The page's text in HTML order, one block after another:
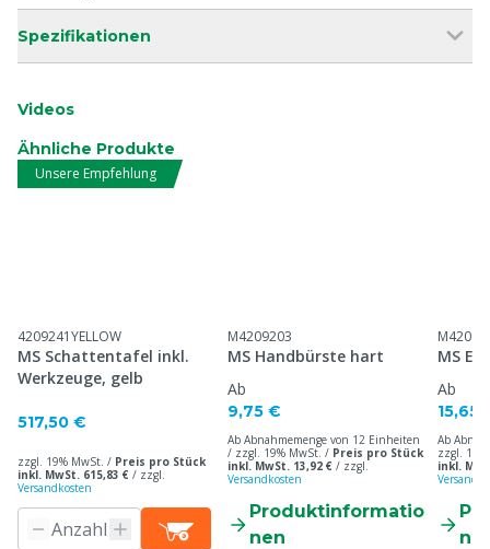
Spezifikationen
Videos
Ähnliche Produkte
Unsere Empfehlung
4209241YELLOW
MS Schattentafel inkl.
Werkzeuge, gelb
517,50 €
zzgl. 19% MwSt. / Preis pro Stück
inkl. MwSt. 615,83 € / zzgl.
Versandkosten
M4209203
MS Handbürste hart
Ab
9,75 €
Ab Abnahmemenge von 12 Einheiten
/ zzgl. 19% MwSt. / Preis pro Stück
inkl. MwSt. 13,92 € / zzgl.
Versandkosten
Produktinformatio
nen
MS
Ab
15,65
Ab
zzgl.
inkl.